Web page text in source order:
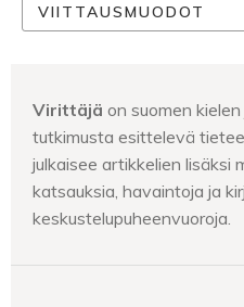
VIITTAUSMUODOT
Virittäjä on suomen
tutkimusta esittelevä
julkaisee artikkelien lisäksi
katsauksia, havaintoja ja
keskustelupuheenvuoroja.